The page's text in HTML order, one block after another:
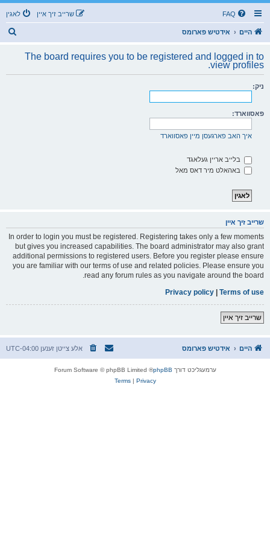
FAQ לאגין שרייב זיך איין
היים אידטיש פארומס
The board requires you to be registered and logged in to
view profiles.
ניק:
פאסווארד:
איך האב פארגעסן מיין פאסווארד
בלייב אריין געלאגד
באהאלט מיר דאס מאל
שרייב זיך איין
In order to login you must be registered. Registering takes only a few moments
but gives you increased capabilities. The board administrator may also grant
additional permissions to registered users. Before you register please ensure
you are familiar with our terms of use and related policies. Please ensure you
read any forum rules as you navigate around the board.
Terms of use
|
Privacy policy
שרייב זיך איין
היים אידטיש פארומס אלע צייטן זענען UTC-04:00
ערמעגליכט דורך phpBB
® Forum Software © phpBB Limited
Privacy
|
Terms